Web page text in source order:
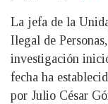
La jefa de la
Ilegal de
investigación
fecha ha
por Julio César